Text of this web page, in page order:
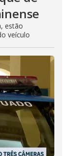
estão
veículo